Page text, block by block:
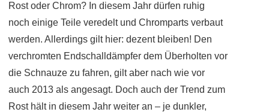
Rost oder Chrom? In diesem Jahr dürfen ruhig
noch einige Teile veredelt und Chromparts verbaut
werden. Allerdings gilt hier: dezent bleiben! Den
verchromten Endschalldämpfer dem Überholten vor
die Schnauze zu fahren, gilt aber nach wie vor
auch 2013 als angesagt. Doch auch der Trend zum
Rost hält in diesem Jahr weiter an – je dunkler,